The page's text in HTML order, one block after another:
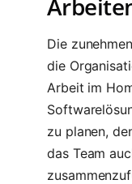
Die
die
Arbeit im
zu planen,
das Team